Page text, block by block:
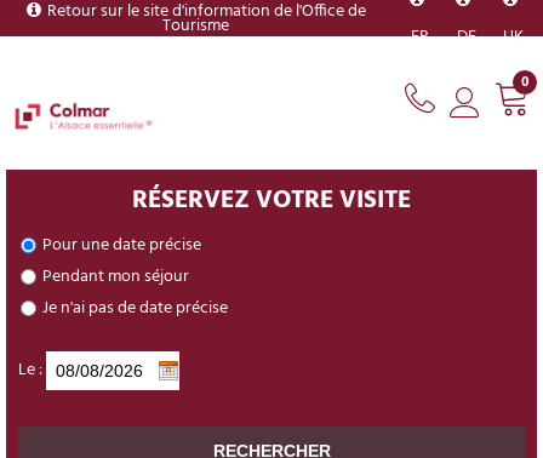
Retour sur le site d'information de l'Office de
Tourisme FR DE UK
0
RÉSERVEZ VOTRE VISITE
Pour une date précise
Pendant mon séjour
Je n'ai pas de date précise
Le :